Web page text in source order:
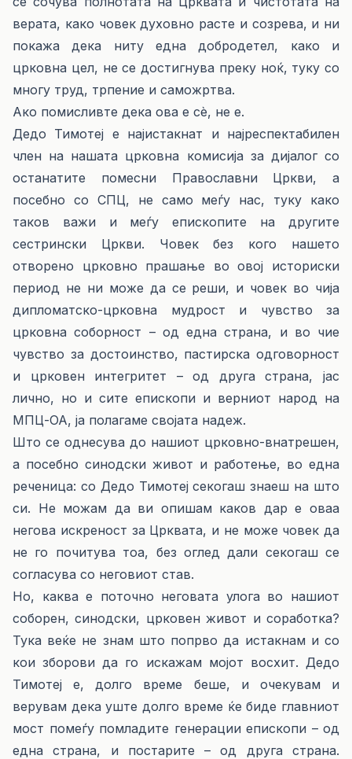
верата, како човек духовно расте и созрева, и ни
покажа дека ниту една добродетел, како и
црковна цел, не се достигнува преку ноќ, туку со
многу труд, трпение и саможртва.
Ако помисливте дека ова е сѐ, не е.
Дедо Тимотеј е најистакнат и најреспектабилен
член на нашата црковна комисија за дијалог со
останатите помесни Православни Цркви, а
посебно со СПЦ, не само меѓу нас, туку како
таков важи и меѓу епископите на другите
сестрински Цркви. Човек без кого нашето
отворено црковно прашање во овој историски
период не ни може да се реши, и човек во чија
дипломатско-црковна мудрост и чувство за
црковна соборност – од една страна, и во чие
чувство за достоинство, пастирска одговорност
и црковен интегритет – од друга страна, јас
лично, но и сите епископи и верниот народ на
МПЦ-ОА, ја полагаме својата надеж.
Што се однесува до нашиот црковно-внатрешен,
а посебно синодски живот и работење, во една
реченица: со Дедо Тимотеј секогаш знаеш на што
си. Не можам да ви опишам каков дар е оваа
негова искреност за Црквата, и не може човек да
не го почитува тоа, без оглед дали секогаш се
согласува со неговиот став.
Но, каква е поточно неговата улога во нашиот
соборен, синодски, црковен живот и соработка?
Тука веќе не знам што попрво да истакнам и со
кои зборови да го искажам мојот восхит. Дедо
Тимотеј е, долго време беше, и очекувам и
верувам дека уште долго време ќе биде главниот
мост помеѓу помладите генерации епископи – од
една страна, и постарите – од друга страна.